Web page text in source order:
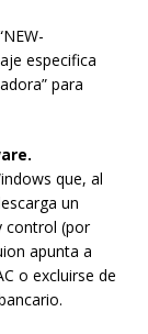
especifica
para
que, al
un
control (por
apunta a
o excluirse de